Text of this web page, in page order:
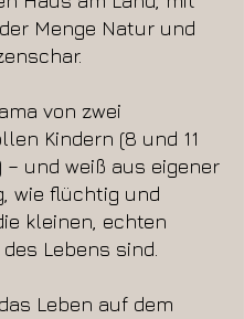
Menge Natur und
von zwei
Kindern (8 und 11
und weiß aus eigener
wie flüchtig und
kleinen, echten
Lebens sind.
Leben auf dem